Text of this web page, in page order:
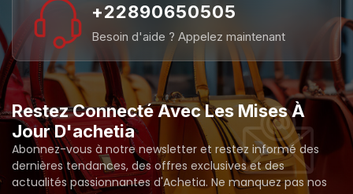
Restez Connecté Avec Les Mises À
Jour D'achetia
Abonnez-vous à notre newsletter et restez informé des
dernières tendances, des offres exclusives et des
actualités passionnantes d'Achetia. Ne manquez pas nos
+22890650505
Besoin d'aide ? Appelez maintenant